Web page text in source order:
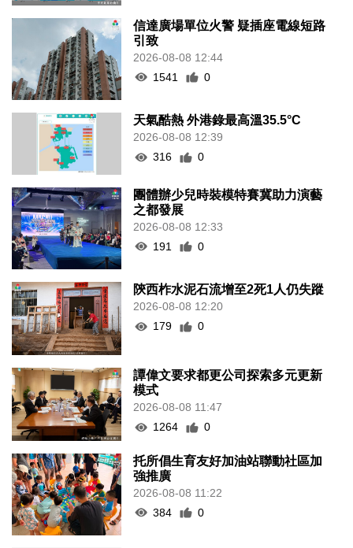
信達廣場單位火警 疑插座電線短路
引致
2026-08-08 12:44
1541
0
天氣酷熱 外港錄最高溫35.5°C
2026-08-08 12:39
316
0
團體辦少兒時裝模特賽冀助力演藝
之都發展
2026-08-08 12:33
191
0
陝西柞水泥石流增至2死1人仍失蹤
2026-08-08 12:20
179
0
譚偉文要求都更公司探索多元更新
模式
2026-08-08 11:47
1264
0
托所倡生育友好加油站聯動社區加
強推廣
2026-08-08 11:22
384
0